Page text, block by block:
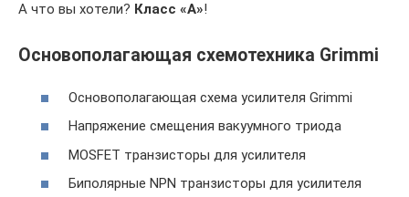
А что вы хотели? Класс «А»!
Основополагающая схемотехника Grimmi
Основополагающая схема усилителя Grimmi
Напряжение смещения вакуумного триода
MOSFET транзисторы для усилителя
Биполярные NPN транзисторы для усилителя